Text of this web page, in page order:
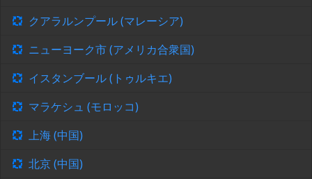
クアラルンプール (マレーシア)
ニューヨーク市 (アメリカ合衆国)
イスタンブール (トゥルキエ)
マラケシュ (モロッコ)
上海 (中国)
北京 (中国)